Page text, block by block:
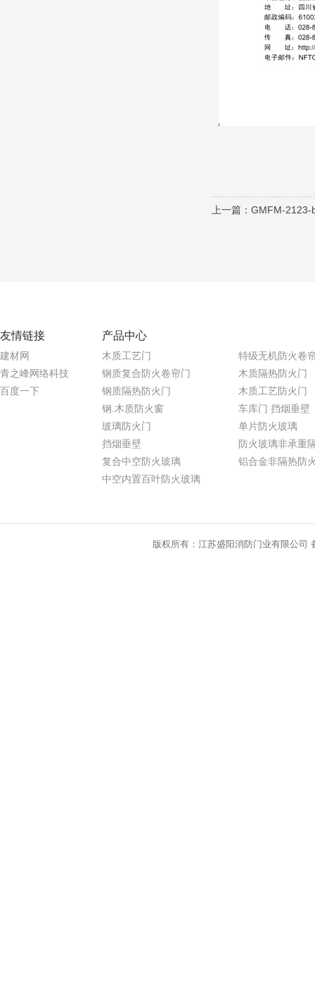
上一篇： GMFM-2123-
友情链接
建材网
青之峰网络科技
百度一下
产品中心
木质工艺门
特级无机防火卷
钢质复合防火卷帘门
木质隔热防火门
钢质隔热防火门
木质工艺防火门
钢.木质防火窗
车库门 挡烟垂壁
玻璃防火门
单片防火玻璃
挡烟垂壁
防火玻璃非承重
复合中空防火玻璃
铝合金非隔热防
中空内置百叶防火玻璃
版权所有：江苏盛阳消防门业有限公司